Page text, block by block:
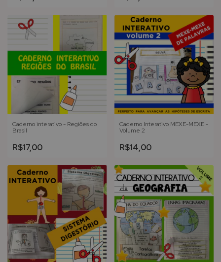
Caderno interativo - Regiões do
Brasil
R$17,00
Caderno Interativo MEXE-MEXE -
Volume 2
R$14,00